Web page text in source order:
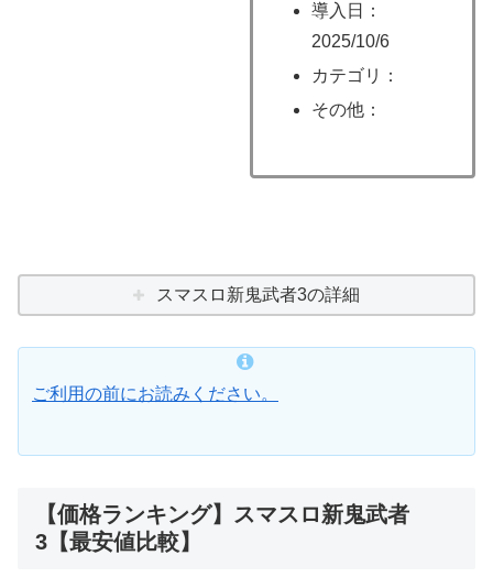
導入日：
2025/10/6
カテゴリ：
その他：
スマスロ新鬼武者3の詳細
ご利用の前にお読みください。
【価格ランキング】スマスロ新鬼武者
3【最安値比較】